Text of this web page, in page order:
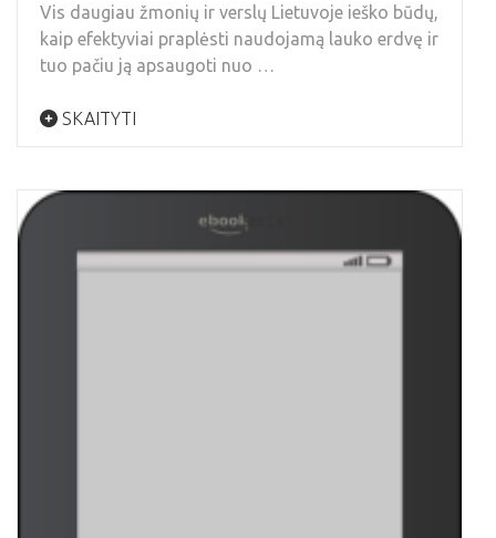
Vis daugiau žmonių ir verslų Lietuvoje ieško būdų,
kaip efektyviai praplėsti naudojamą lauko erdvę ir
tuo pačiu ją apsaugoti nuo …
SKAITYTI